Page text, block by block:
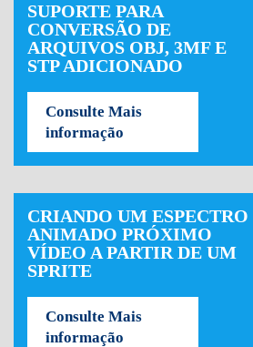
SUPORTE PARA
CONVERSÃO DE
ARQUIVOS OBJ, 3MF E
STP ADICIONADO
Consulte Mais
informação
CRIANDO UM ESPECTRO
ANIMADO PRÓXIMO
VÍDEO A PARTIR DE UM
SPRITE
Consulte Mais
informação